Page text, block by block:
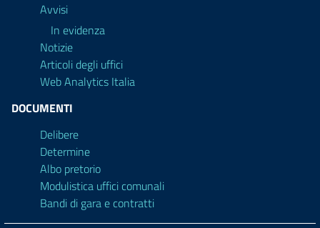
Avvisi
In evidenza
Notizie
Articoli degli uffici
Web Analytics Italia
DOCUMENTI
Delibere
Determine
Albo pretorio
Modulistica uffici comunali
Bandi di gara e contratti